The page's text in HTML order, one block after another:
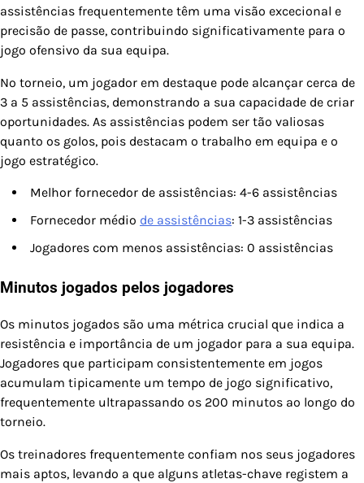
assistências frequentemente têm uma visão excecional e
precisão de passe, contribuindo significativamente para o
jogo ofensivo da sua equipa.
No torneio, um jogador em destaque pode alcançar cerca de
3 a 5 assistências, demonstrando a sua capacidade de criar
oportunidades. As assistências podem ser tão valiosas
quanto os golos, pois destacam o trabalho em equipa e o
jogo estratégico.
Melhor fornecedor de assistências: 4-6 assistências
Fornecedor médio de assistências: 1-3 assistências
Jogadores com menos assistências: 0 assistências
Minutos jogados pelos jogadores
Os minutos jogados são uma métrica crucial que indica a
resistência e importância de um jogador para a sua equipa.
Jogadores que participam consistentemente em jogos
acumulam tipicamente um tempo de jogo significativo,
frequentemente ultrapassando os 200 minutos ao longo do
torneio.
Os treinadores frequentemente confiam nos seus jogadores
mais aptos, levando a que alguns atletas-chave registem a